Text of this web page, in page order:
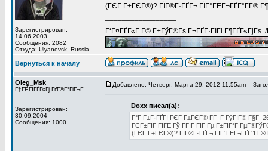
Зарегистрирован:
14.06.2003
Сообщения: 2082
Откуда: Ulyanovsk, Russia
(ГЄГ Г±ГЄГ®)? ГЇГ®Г·ГҐГ¬ ГЇГ°ГЁГ¬ГҐГ°Г­Г®
Г‘Г¤ГҐГ«Г Г© Г±ГўГ®Гѕ Г¬ГҐГ·ГІГі Г¶ГҐГ«ГјГѕ.
Вернуться к началу
Oleg_Msk
Г†ГЁГІГҐГ«Гј ГґГ®Г°ГіГ¬Г
Зарегистрирован:
30.09.2004
Сообщения: 1000
Добавлено: Четверг, Марта 29, 2012 11:55am
Doxx писал(а):
Г°Г Г±Г·ГҐГІ ГЄГ Г±ГЄГ® Г­Г Г ГўГІГ® Г§Г
ГЄГ±ГІГ ГІГЁ Гў ГГІГ ГІГ Гµ Г±ГІГ°Г
(ГЄГ Г±ГЄГ®)? ГЇГ®Г·ГҐГ¬ ГЇГ°ГЁГ¬ГҐГ°Г­Г®